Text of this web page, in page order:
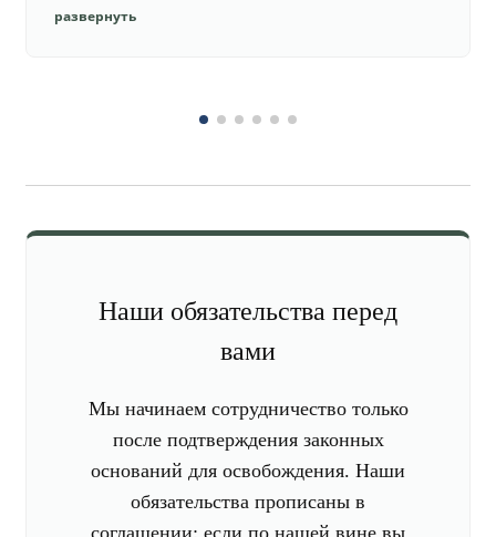
функций. Юристы подготовили документы,
развернуть
Наши обязательства перед
вами
Мы начинаем сотрудничество только
после подтверждения законных
оснований для освобождения. Наши
обязательства прописаны в
соглашении: если по нашей вине вы